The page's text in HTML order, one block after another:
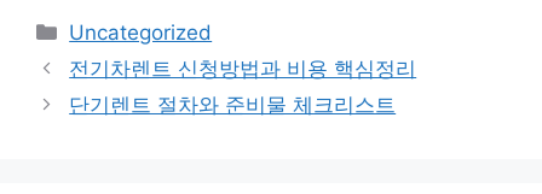
카
테
리
Uncategorized
전기차렌트 신청방법과 비용 핵심정리
단기렌트 절차와 준비물 체크리스트